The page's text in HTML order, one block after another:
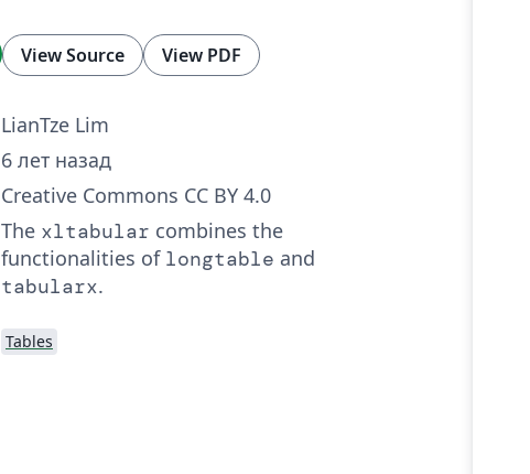
View Source View PDF
LianTze Lim
6 лет назад
Creative Commons CC BY 4.0
The xltabular combines the
functionalities of longtable and
tabularx.
Tables